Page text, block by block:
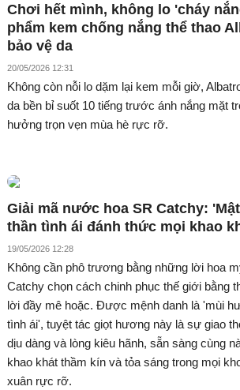
Chơi hết mình, không lo 'cháy
phẩm kem chống nắng thể thao
bảo vệ da
20/05/2026 12:31
Không còn nỗi lo dặm lại kem mỗi giờ,
da bền bỉ suốt 10 tiếng trước ánh nắng mặt
hưởng trọn vẹn mùa hè rực rỡ.
Giải mã nước hoa SR Catchy:
thần tình ái đánh thức mọi khao
19/05/2026 12:28
Không cần phô trương bằng những lời hoa
Catchy chọn cách chinh phục thế giới bằng
lời đầy mê hoặc. Được mệnh danh là 'mùi
tình ái', tuyệt tác giọt hương này là sự giao
dịu dàng và lòng kiêu hãnh, sẵn sàng cùng
khao khát thầm kín và tỏa sáng trong mọi
xuân rực rỡ.